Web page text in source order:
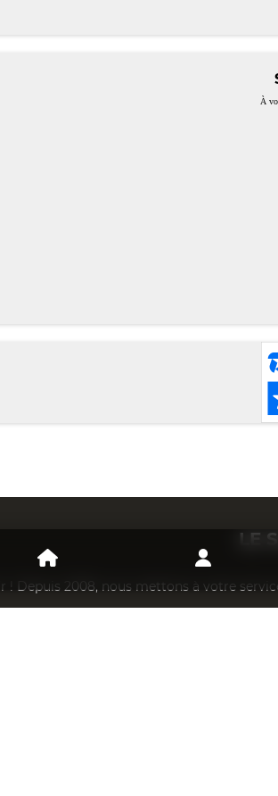
À
LE
! Depuis 2008, nous mettons à votre